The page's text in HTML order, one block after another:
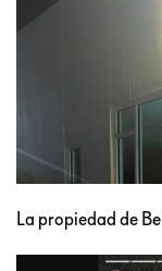
La propiedad de